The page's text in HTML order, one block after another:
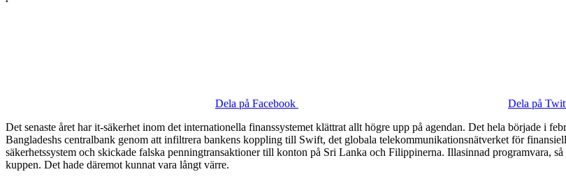
Dela på Facebook Dela på
Det senaste året har it-säkerhet inom det internationella finanssystemet klättrat allt högre upp på agendan. Det hela började i
Bangladeshs centralbank genom att infiltrera bankens koppling till Swift, det globala telekommunikationsnätverket för
säkerhetssystem och skickade falska penningtransaktioner till konton på Sri Lanka och Filippinerna. Illasinnad programvara,
kuppen. Det hade däremot kunnat vara långt värre.